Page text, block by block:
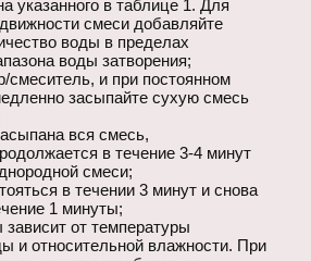
указанного в таблице 1. Для
смеси добавляйте
воды в пределах
воды затворения;
смеситель, и при постоянном
засыпайте сухую смесь
вся смесь,
в течение 3-4 минут
смеси;
в течении 3 минут и снова
1 минуты;
от температуры
и относительной влажности. При